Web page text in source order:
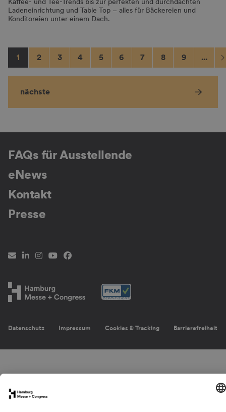
Ladeneinrichtung und Table Top – alles für Bäckereien und
Konditoreien unter einem Dach.
1 2 3 4 5 6 7 8 9 ...
nächste
FAQs für Ausstellende
eNews
Kontakt
Presse
Newsletter
LinkedIn
Instagram
YouTubeFacebook
Datenschutz Impressum Cookies & Tracking Barrierefreiheit